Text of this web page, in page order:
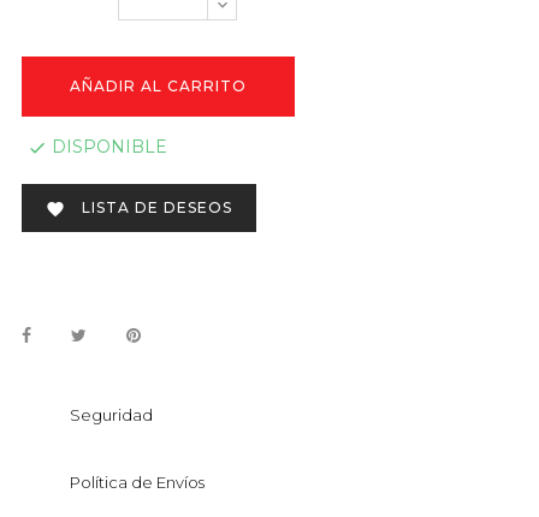
AÑADIR AL CARRITO
 DISPONIBLE
 LISTA DE DESEOS
Seguridad
Política de Envíos